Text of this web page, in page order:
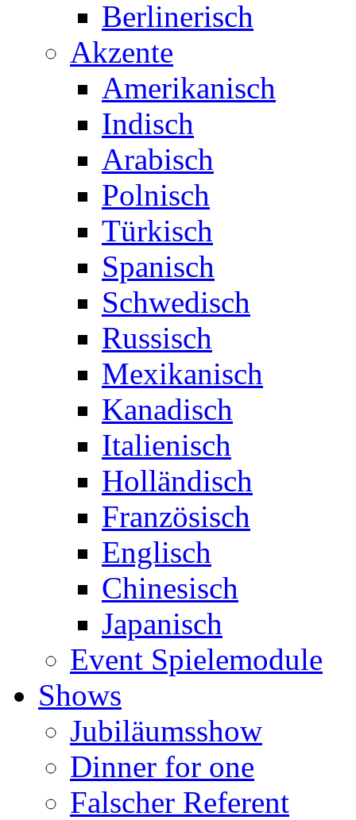
Berlinerisch
Akzente
Amerikanisch
Indisch
Arabisch
Polnisch
Türkisch
Spanisch
Schwedisch
Russisch
Mexikanisch
Kanadisch
Italienisch
Holländisch
Französisch
Englisch
Chinesisch
Japanisch
Event Spielemodule
Shows
Jubiläumsshow
Dinner for one
Falscher Referent